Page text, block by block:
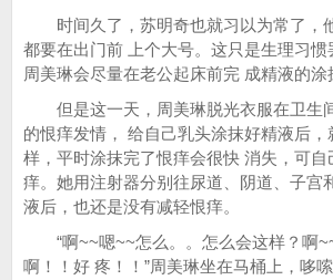
时间久了，苏明奇也就习以为常了，
都要在出门前 上个大号。这只是生理习惯
周美琳会尽量在老公起床前完 成精液的涂
但是这一天，周美琳脱光衣服在卫生
的恨痒发情， 给自己乳头涂抹好精液后
样，平时涂抹完了恨痒会很快 消失，可自
痒。她用注射器分别往尿道、阴道、子宫
液后，也还是没有减轻恨痒。
“啊~~嗯~~怎么。。怎么会这样？啊
啊！！好 疼！！”周美琳坐在马桶上，哆